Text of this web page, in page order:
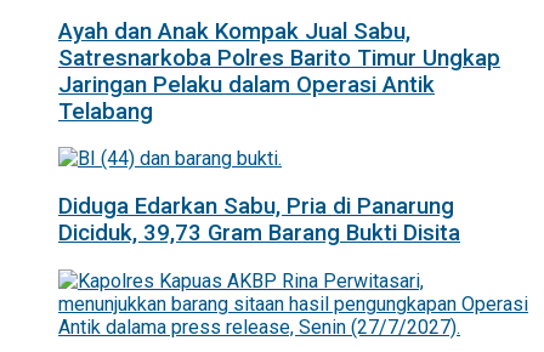
Ayah dan Anak Kompak Jual Sabu,
Satresnarkoba Polres Barito Timur Ungkap
Jaringan Pelaku dalam Operasi Antik
Telabang
Diduga Edarkan Sabu, Pria di Panarung
Diciduk, 39,73 Gram Barang Bukti Disita